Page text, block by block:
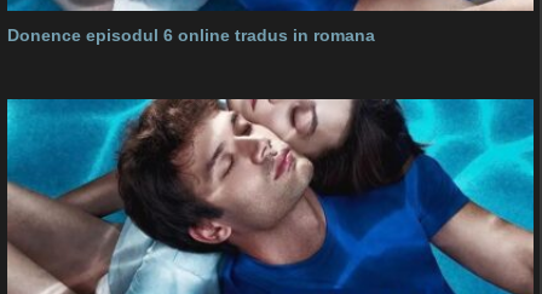
Donence episodul 6 online tradus in romana